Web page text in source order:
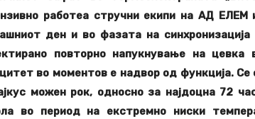
работеа стручни екипи на АД
ден и во фазата на
повторно напукнување на цевка
во моментов е надвор од функција.
можен рок, односно за најдоцна 72
во период на екстремно ниски